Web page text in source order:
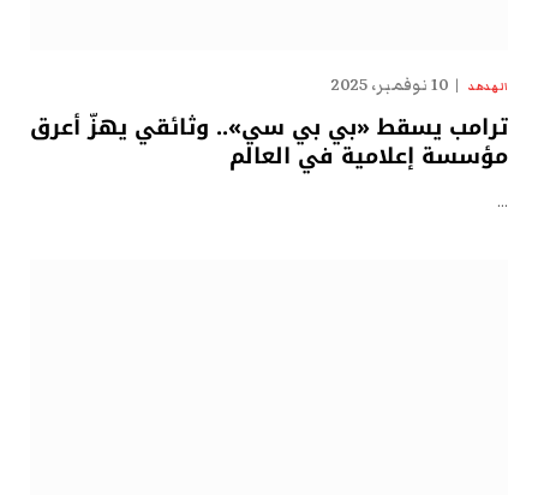
الهدهد 10 نوفمبر، 2025
ترامب يسقط «بي بي سي».. وثائقي يهزّ أعرق
مؤسسة إعلامية في العالم
…